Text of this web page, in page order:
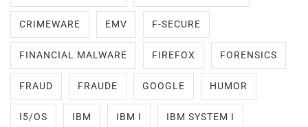
CRIMEWARE EMV F-SECURE
FINANCIAL MALWARE FIREFOX FORENSICS
FRAUD FRAUDE GOOGLE HUMOR
I5/OS IBM IBM I IBM SYSTEM I